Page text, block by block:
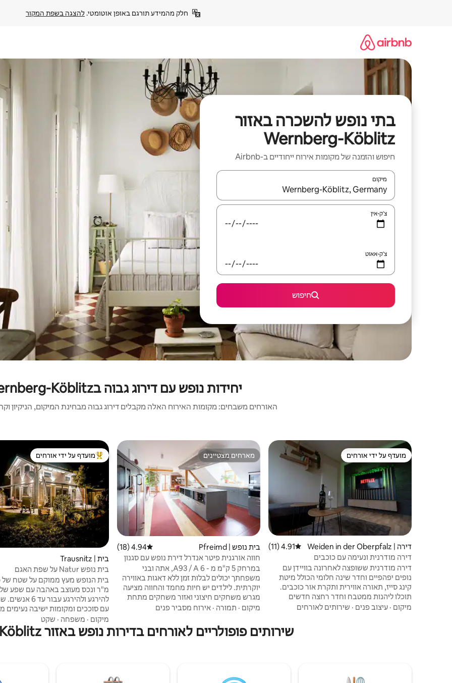
חלק מהמידע תורגם באופן אוטומטי. להצגה בשפת המקור
בתי נופש להשכרה באזור
Wernberg-Köblitz
חיפוש והזמנה של מקומות אירוח ייחודיים ב-Airbnb
מיקום
כאשר התוצאות יהיו זמינות, יש לנווט עם מקשי החיצים למעלה ולמטה או לעיין בעזרת תנועות מגע או החלקה.
צ'ק-אין
צ'ק-אאוט
חיפוש
יחידות נופש עם דירוג גבוה בWernberg-Köblitz
האורחים משבחים: מקומות האירוח האלה מקבלים דירוג גבוה מבחינת המיקום, הניקיון
מועדף על ידי אורחים
מועדף על ידי אורחים
דירה | Weiden in der Oberpfalz דירוג ממוצע של 4.91 מתוך 5, 11 ביקורות
4.91 (11)
דירה מודרנית ונעימה עם כוכבים
דירה מודרנית ששופצה לאחרונה בוויידן עם
נופים יפהפיים וחדר שינה חלומי הכולל מיטת
קינג סייז, תאורה אווירית ותקרת אור כוכבים.
תוכלו ליהנות ממטבח וחדר רחצה חדשים
בחוץ. מקום אירוח מסוגנן ונוח עם נוחות,
מיקום · עיצוב פנים · שירותים לאורחים
מארחים מצטיינים
מארחים מצטיינים
בית נופש | Pfreimd דירוג ממוצע של 4.94 מתוך 5, 18 ביקורות
4.94 (18)
חווה אורגנית פיטר אנדרל דירת נופש עם סגנון
במרחק 5 ק"מ מ - A93 / A 6, אתה ובני
משפחתך יכולים לבלות זמן ללא דאגות באווירה
יוקרתית. לילדים יש חיות מחמד והחווה מציעה
מגרש משחקים חיצוני ואזור משחקים מתחת
לגג. לגלות את החיים הכפריים! אני מצפה
רק דרך דף הבית שלי (פיטר - אנדרל - הוף .דה)
או דרך חופשת חווה או טיול כפרי. תודה על
מיקום · תמורה · אירוח מסביר פנים
מוביל בקרב נכסים מועדפים על ידי
מועדף על ידי אורחים
בית | Trausnitz
בית נופש Natur על שפת האגם
מ"ר ונכס מעוצב באהבה עם שפע
להירגע ולהירגע
עם סוככים ומקומות ישיבה נעימים
אתכם להשתזף או לאכול יחד. רגעי
הם ג'קוזי עם אור עץ, קערת אש
הכפרי באזורים הכפריים. לנכס יש
מיקום · משפחה · שקט
שירותים פופולריים לאורחים בדירות נופש באזור Wernberg-Köblitz